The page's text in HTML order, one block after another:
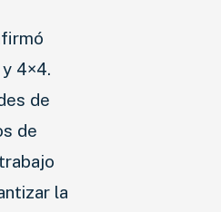
4×4.
de
de
la